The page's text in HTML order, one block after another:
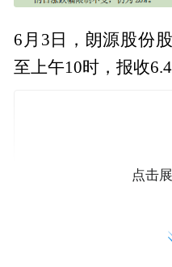
6月3日，朗源股份
至上午10时，报收
点击